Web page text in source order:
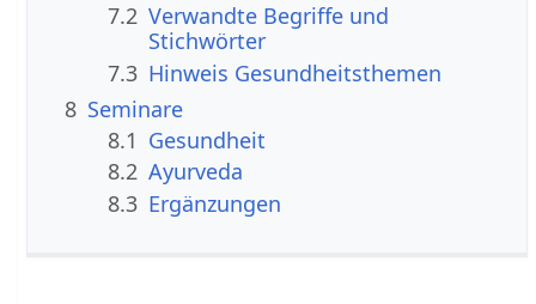
7.2 Verwandte Begriffe und
Stichwörter
7.3 Hinweis Gesundheitsthemen
8 Seminare
8.1 Gesundheit
8.2 Ayurveda
8.3 Ergänzungen